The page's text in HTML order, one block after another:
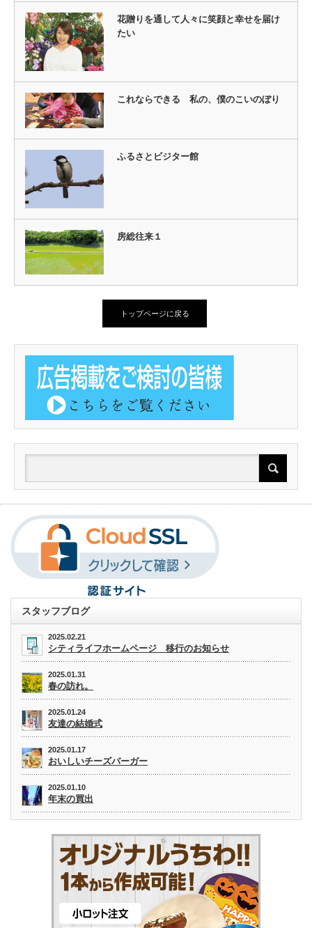
花贈りを通して人々に笑顔と幸せを届け
たい
これならできる 私の、僕のこいのぼり
ふるさとビジター館
房総往来１
トップページに戻る
スタッフブログ
2025.02.21
シティライフホームページ 移行のお知らせ
2025.01.31
春の訪れ。
2025.01.24
友達の結婚式
2025.01.17
おいしいチーズバーガー
2025.01.10
年末の買出